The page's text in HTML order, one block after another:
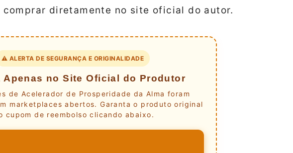
comprar diretamente no site oficial do autor.
⚠️ ALERTA DE SEGURANÇA E ORIGINALIDADE
Apenas no Site Oficial do Produtor
de Acelerador de Prosperidade da Alma foram
marketplaces abertos. Garanta o produto original
cupom de reembolso clicando abaixo.